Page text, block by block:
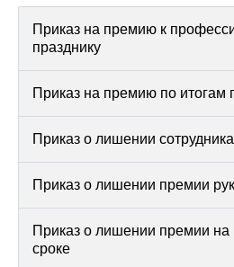
Приказ на премию к
празднику
Приказ на премию по итогам
Приказ о лишении
Приказ о лишении премии
Приказ о лишении премии на
сроке